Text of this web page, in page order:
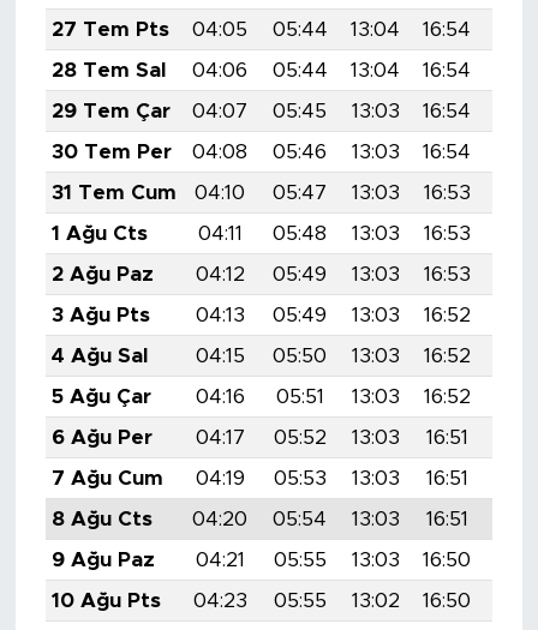
27 Tem Pts
04:05 05:44 13:04 16:54
28 Tem Sal
04:06 05:44 13:04 16:54
29 Tem Çar
04:07 05:45 13:03 16:54
30 Tem Per
04:08 05:46 13:03 16:54
31 Tem Cum
04:10 05:47 13:03 16:53
1 Ağu Cts
04:11 05:48 13:03 16:53
2 Ağu Paz
04:12 05:49 13:03 16:53
3 Ağu Pts
04:13 05:49 13:03 16:52
4 Ağu Sal
04:15 05:50 13:03 16:52
5 Ağu Çar
04:16 05:51 13:03 16:52
6 Ağu Per
04:17 05:52 13:03 16:51
7 Ağu Cum
04:19 05:53 13:03 16:51
8 Ağu Cts
04:20 05:54 13:03 16:51
9 Ağu Paz
04:21 05:55 13:03 16:50
10 Ağu Pts
04:23 05:55 13:02 16:50